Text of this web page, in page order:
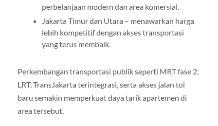
perbelanjaan modern dan area komersial.
Jakarta Timur dan Utara – menawarkan harga
lebih kompetitif dengan akses transportasi
yang terus membaik.
Perkembangan transportasi publik seperti MRT fase 2,
LRT, TransJakarta terintegrasi, serta akses jalan tol
baru semakin memperkuat daya tarik apartemen di
area tersebut.